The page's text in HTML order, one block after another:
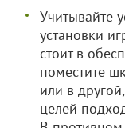
Учитывайте
установки
стоит в
поместите
или в
целей